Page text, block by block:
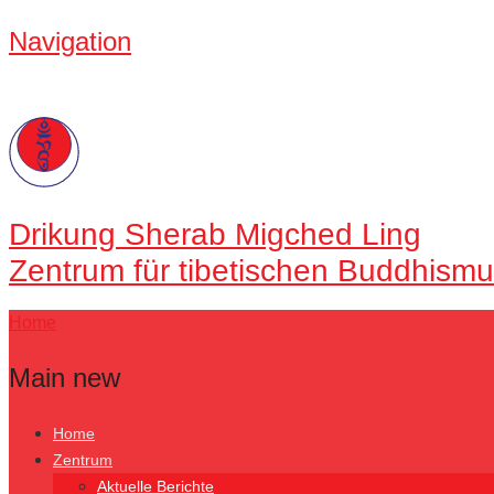
Navigation
Drikung Sherab Migched Ling
Zentrum für tibetischen
Home
Main new
Home
Zentrum
Aktuelle Berichte